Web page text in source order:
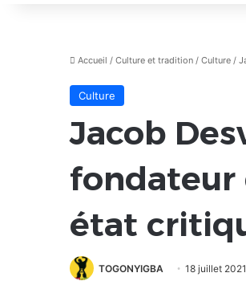
Accueil / Culture et tradition / Culture /
Culture
Jacob
fondateur
état
TOGONYIGBA 18 juillet 2021